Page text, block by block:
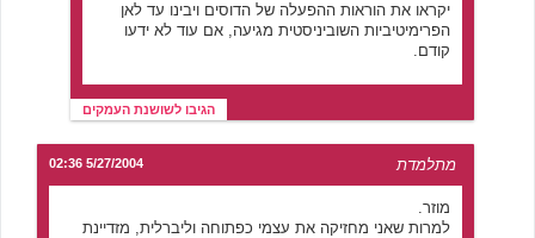
יקראו את הוראות ההפעלה של הדוסים ויבינו עד לאן
הפרימיטיביות השוביניסטית מגיעה, אם עוד לא ידעו
קודם.
הגיבו לשושנת העמקים
מתלמדת 5/27/2004 02:36
מוזר.
למרות שאני מחזיקה את עצמי כפתוחה וליברלית, מזדיינת